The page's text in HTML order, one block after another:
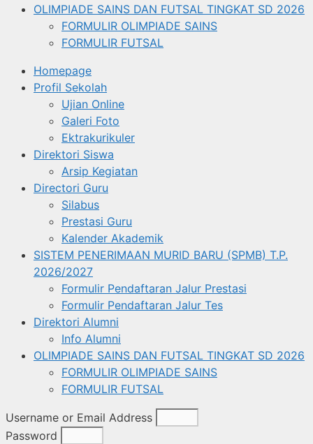
OLIMPIADE SAINS DAN FUTSAL TINGKAT SD 2026
FORMULIR OLIMPIADE SAINS
FORMULIR FUTSAL
Homepage
Profil Sekolah
Ujian Online
Galeri Foto
Ektrakurikuler
Direktori Siswa
Arsip Kegiatan
Directori Guru
Silabus
Prestasi Guru
Kalender Akademik
SISTEM PENERIMAAN MURID BARU (SPMB) T.P.
2026/2027
Formulir Pendaftaran Jalur Prestasi
Formulir Pendaftaran Jalur Tes
Direktori Alumni
Info Alumni
OLIMPIADE SAINS DAN FUTSAL TINGKAT SD 2026
FORMULIR OLIMPIADE SAINS
FORMULIR FUTSAL
Username or Email Address
Password